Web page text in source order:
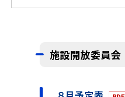
施設開放委員会